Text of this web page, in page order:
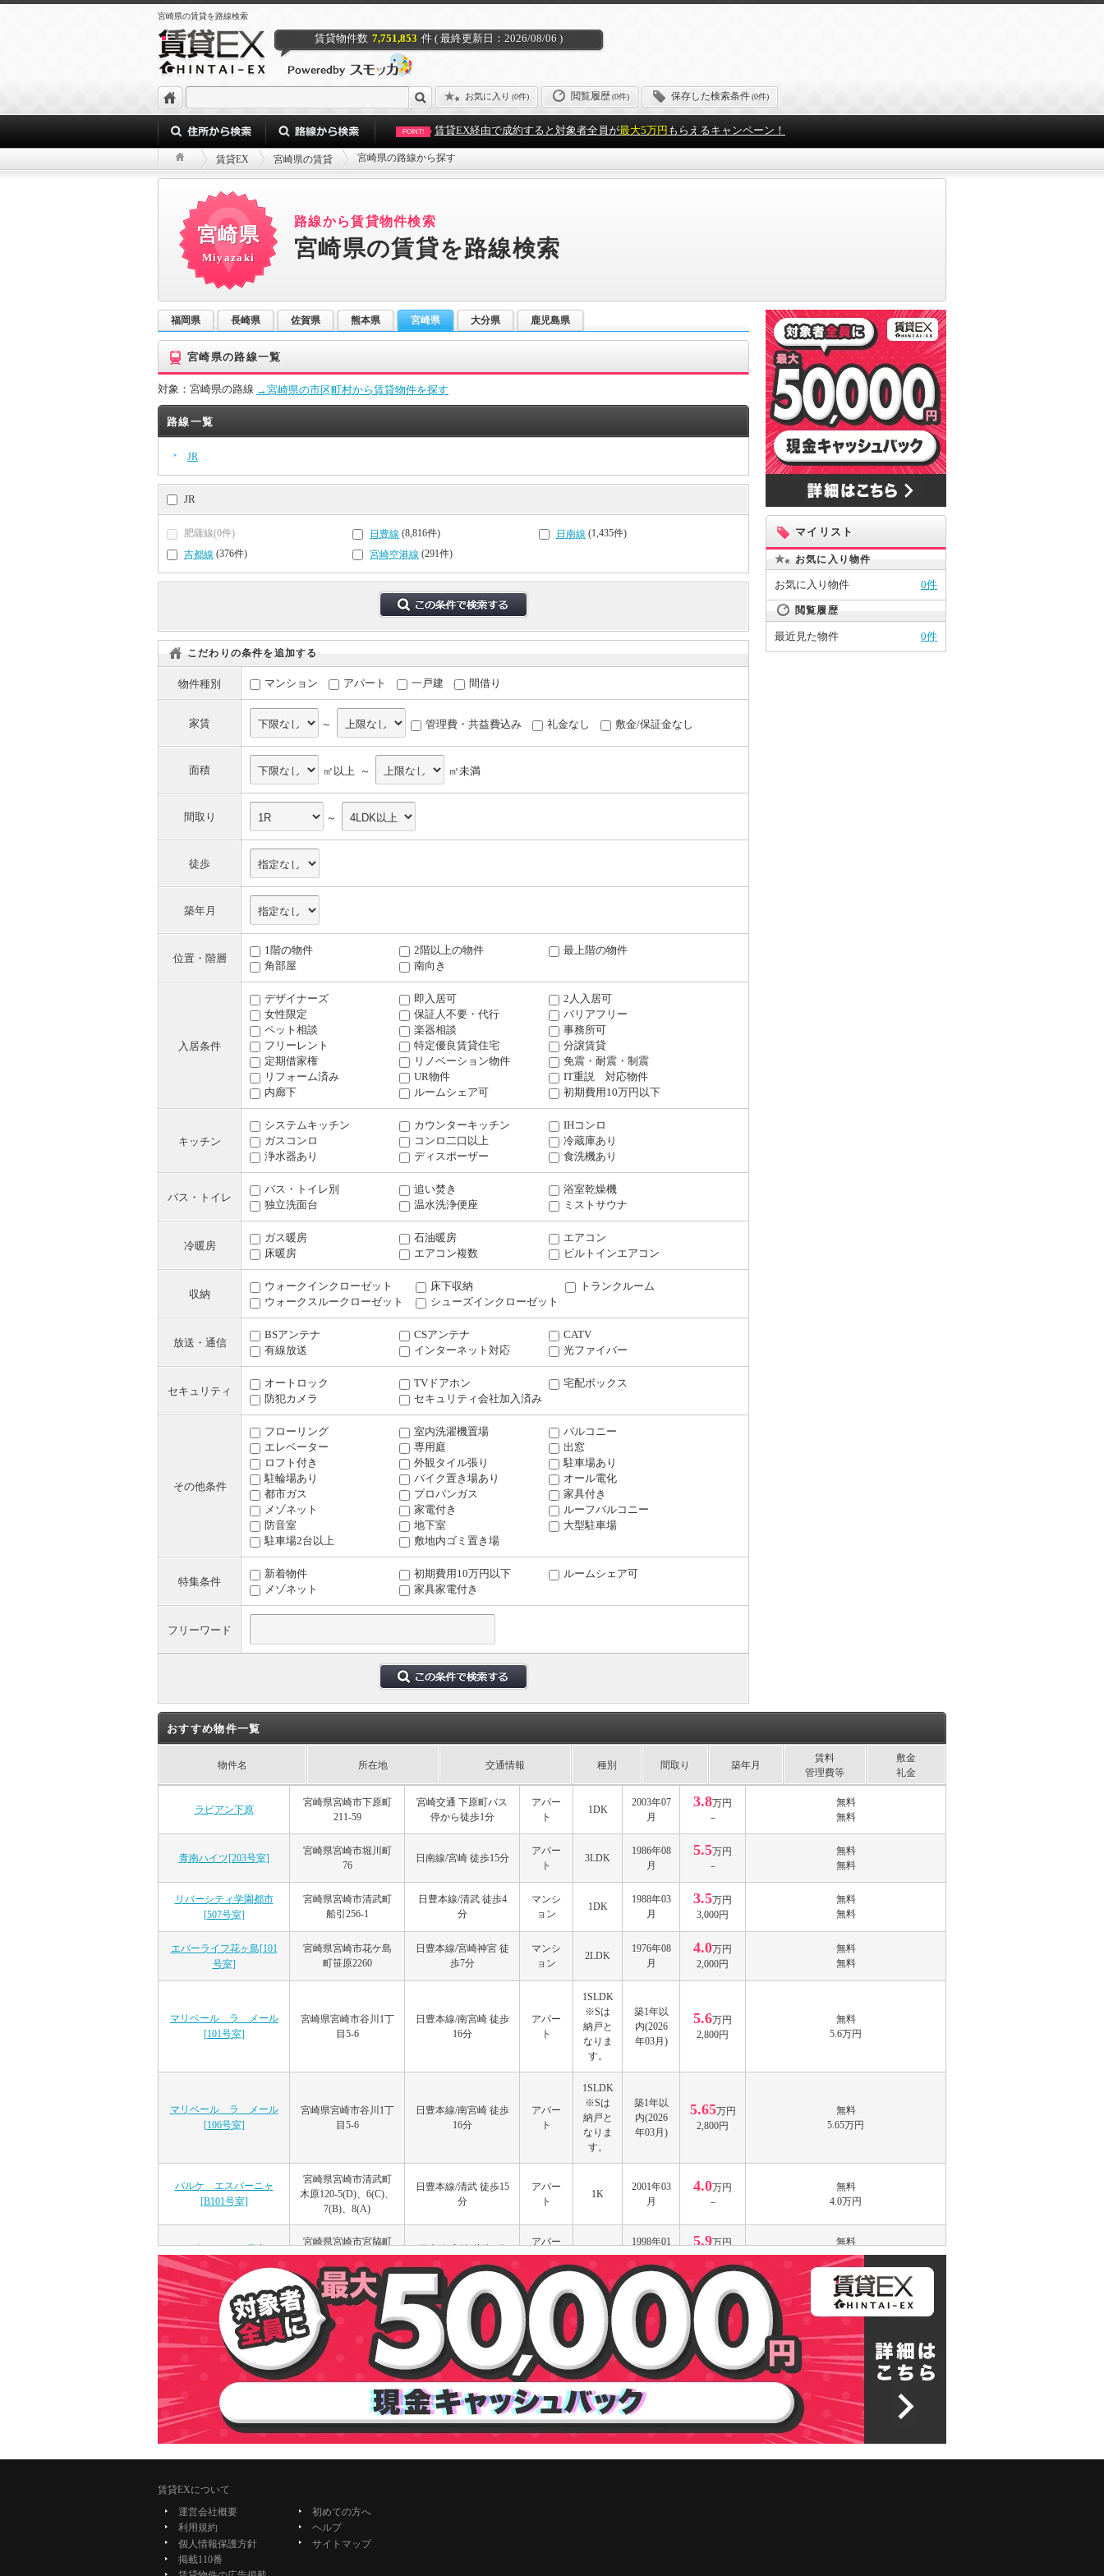
宮崎県の賃貸を路線検索
賃貸物件数 7,751,853 件 ( 最終更新日：2026/08/06 )
お気に入り (0件) 閲覧履歴(0件) 保存した検索条件(0件)
POINT! 賃貸EX経由で成約すると対象者全員が最大5万円 もらえるキャンペーン！
賃貸EX 宮崎県の賃貸 宮崎県の路線から探す
宮崎県
Miyazaki
路線から賃貸物件検索
宮崎県の賃貸を路線検索
福岡県 長崎県 佐賀県 熊本県 宮崎県 大分県 鹿児島県
宮崎県の路線一覧
対象：宮崎県の路線 →宮崎県の市区町村から賃貸物件を探す
路線一覧
JR
JR
肥薩線(0件) 日豊線 (8,816件) 日南線 (1,435件)
吉都線 (376件) 宮崎空港線 (291件)
こだわりの条件を追加する
物件種別 マンション アパート 一戸建 間借り
家賃 ～ 管理費・共益費込み 礼金なし 敷金/保証金なし
面積 ㎡以上 ～ ㎡未満
間取り ～
徒歩
築年月
位置・階層
1階の物件 2階以上の物件
最上階の物件
角部屋
南向き
入居条件
デザイナーズ 即入居可
2人入居可
女性限定
保証人不要・代行
バリアフリー
ペット相談
楽器相談
事務所可
フリーレント
特定優良賃貸住宅
分譲賃貸
定期借家権
リノベーション物件
免震・耐震・制震
リフォーム済み
UR物件
IT重説 対応物件
内廊下
ルームシェア可 初期費用10万円以下
キッチン
システムキッチン カウンターキッチン
IHコンロ
ガスコンロ
コンロ二口以上
冷蔵庫あり
浄水器あり
ディスポーザー 食洗機あり
バス・トイレ
バス・トイレ別 追い焚き
浴室乾燥機
独立洗面台
温水洗浄便座 ミストサウナ
冷暖房
ガス暖房 石油暖房
エアコン
床暖房
エアコン複数 ビルトインエアコン
収納
ウォークインクローゼット 床下収納
トランクルーム
ウォークスルークローゼット
シューズインクローゼット
放送・通信
BSアンテナ CSアンテナ
CATV
有線放送
インターネット対応 光ファイバー
セキュリティ
オートロック TVドアホン
宅配ボックス
防犯カメラ
セキュリティ会社加入済み
その他条件
フローリング 室内洗濯機置場
バルコニー
エレベーター
専用庭
出窓
ロフト付き
外観タイル張り
駐車場あり
駐輪場あり
バイク置き場あり
オール電化
都市ガス
プロパンガス
家具付き
メゾネット
家電付き
ルーフバルコニー
防音室
地下室
大型駐車場
駐車場2台以上
敷地内ゴミ置き場
特集条件
新着物件 初期費用10万円以下
ルームシェア可
メゾネット
家具家電付き
フリーワード
マイリスト
お気に入り物件
お気に入り物件 0件
閲覧履歴
最近見た物件 0件
おすすめ物件一覧
物件名 所在地 交通情報 種別 間取り 築年月
賃料
管理費等
敷金
礼金
ラビアン下原
宮崎県宮崎市下原町
211-59
宮崎交通 下原町バス
停から徒歩1分
アパー
ト
1DK
2003年07
月
3.8万円
－
無料
無料
青南ハイツ[203号室]
宮崎県宮崎市堀川町
76
日南線/宮崎 徒歩15分
アパー
ト
3LDK
1986年08
月
5.5万円
－
無料
無料
リバーシティ学園都市
[507号室]
宮崎県宮崎市清武町
船引256-1
日豊本線/清武 徒歩4
分
マンシ
ョン
1DK
1988年03
月
3.5万円
3,000円
無料
無料
エバーライフ花ヶ島[101
号室]
宮崎県宮崎市花ケ島
町笹原2260
日豊本線/宮崎神宮 徒
歩7分
マンシ
ョン
2LDK
1976年08
月
4.0万円
2,000円
無料
無料
マリベール ラ メール
[101号室]
宮崎県宮崎市谷川1丁
目5-6
日豊本線/南宮崎 徒歩
16分
アパー
ト
1SLDK
※Sは
納戸と
なりま
す。
築1年以
内(2026
年03月)
5.6万円
2,800円
無料
5.6万円
マリベール ラ メール
[106号室]
宮崎県宮崎市谷川1丁
目5-6
日豊本線/南宮崎 徒歩
16分
アパー
ト
1SLDK
※Sは
納戸と
なりま
す。
築1年以
内(2026
年03月)
5.65万円
2,800円
無料
5.65万円
パルケ エスパーニャ
[B101号室]
宮崎県宮崎市清武町
木原120-5(D)、6(C)、
7(B)、8(A)
日豊本線/清武 徒歩15
分
アパー
ト
1K
2001年03
月
4.0万円
－
無料
4.0万円
メゾンリク[201号室]
宮崎県宮崎市宮脇町
93-2
日南線/宮崎 徒歩5分
アパー
ト
1LDK
1998年01
月
5.9万円
－
無料
5.9万円
ルミナス荘苑[415号室]
宮崎県宮崎市城ケ崎3
丁目確認中
日豊本線/南宮崎 バス
5分 宮崎交通 城ヶ崎
バス停から徒歩3分
マンシ
ョン
1R
1990年01
月
2.7
万円
1,000円
無料
無料
青南ハイツ[105号室]
宮崎県宮崎市堀川町
日南線/宮崎 徒歩15分
アパー
ト
3LDK
1986年08
月
5.5
－
無料
第五渡辺ビル[302号室]
宮崎県宮崎市南花ケ
日豊本線/宮崎神宮 徒
歩3分
マンシ
ョン
1K
1993年05
無料
5.2
ルミナス荘苑[507号室]
丁目確認中
ロダン広島通り[306号室]
賃貸EXについて
運営会社概要
利用規約
個人情報保護方針
掲載110番
初めての方へ
ヘルプ
サイトマップ